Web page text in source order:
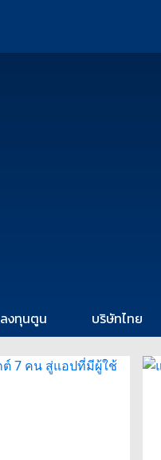
ลงทุนตูน บริษัทไทย